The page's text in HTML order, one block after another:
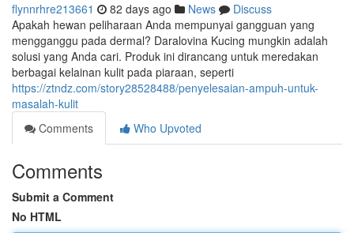
flynnrhre213661 82 days ago News
Discuss
Apakah hewan peliharaan Anda mempunyai gangguan yang
mengganggu pada dermal? Daralovina Kucing mungkin adalah
solusi yang Anda cari. Produk ini dirancang untuk meredakan
berbagai kelainan kulit pada piaraan, seperti
https://ztndz.com/story28528488/penyelesaian-ampuh-untuk-
masalah-kulit
Comments
Who Upvoted
Comments
Submit a Comment
No HTML